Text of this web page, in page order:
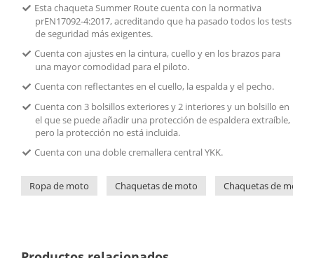
Esta chaqueta Summer Route cuenta con la normativa
prEN17092-4:2017, acreditando que ha pasado todos los tests
de seguridad más exigentes.
Cuenta con ajustes en la cintura, cuello y en los brazos para
una mayor comodidad para el piloto.
Cuenta con reflectantes en el cuello, la espalda y el pecho.
Cuenta con 3 bolsillos exteriores y 2 interiores y un bolsillo en
el que se puede añadir una protección de espaldera extraíble,
pero la protección no está incluida.
Cuenta con una doble cremallera central YKK.
Ropa de moto Chaquetas de moto Chaquetas de moto